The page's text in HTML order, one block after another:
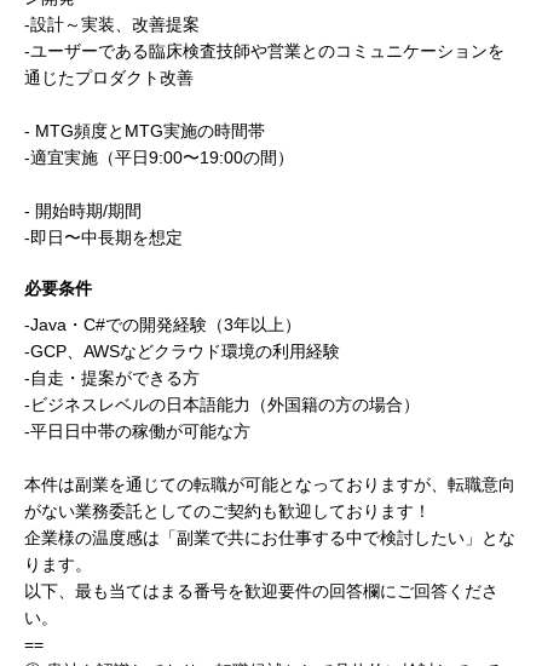
-設計～実装、改善提案
-ユーザーである臨床検査技師や営業とのコミュニケーションを
通じたプロダクト改善
- MTG頻度とMTG実施の時間帯
-適宜実施（平日9:00〜19:00の間）
- 開始時期/期間
-即日〜中長期を想定
必要条件
-Java・C#での開発経験（3年以上）
-GCP、AWSなどクラウド環境の利用経験
-自走・提案ができる方
-ビジネスレベルの日本語能力（外国籍の方の場合）
-平日日中帯の稼働が可能な方
本件は副業を通じての転職が可能となっておりますが、転職意向
がない業務委託としてのご契約も歓迎しております！
企業様の温度感は「副業で共にお仕事する中で検討したい」とな
ります。
以下、最も当てはまる番号を歓迎要件の回答欄にご回答くださ
い。
==